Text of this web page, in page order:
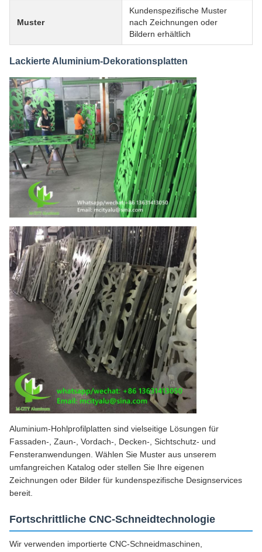
Muster
Kundenspezifische Muster
nach Zeichnungen oder
Bildern erhältlich
Lackierte Aluminium-Dekorationsplatten
Aluminium-Hohlprofilplatten sind vielseitige Lösungen für
Fassaden-, Zaun-, Vordach-, Decken-, Sichtschutz- und
Fensteranwendungen. Wählen Sie Muster aus unserem
umfangreichen Katalog oder stellen Sie Ihre eigenen
Zeichnungen oder Bilder für kundenspezifische Designservices
bereit.
Fortschrittliche CNC-Schneidtechnologie
Wir verwenden importierte CNC-Schneidmaschinen,